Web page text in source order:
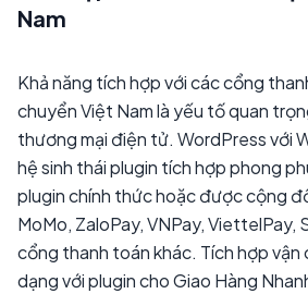
Nam
Khả năng tích hợp với các cổng
chuyển Việt Nam là yếu tố quan
thương mại điện tử. WordPress với
hệ sinh thái plugin tích hợp phong
plugin chính thức hoặc được cộng
MoMo, ZaloPay, VNPay, ViettelPay,
cổng thanh toán khác. Tích hợp vận
dạng với plugin cho Giao Hàng